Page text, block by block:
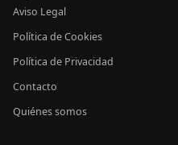
Aviso Legal
Política de Cookies
Política de Privacidad
Contacto
Quiénes somos